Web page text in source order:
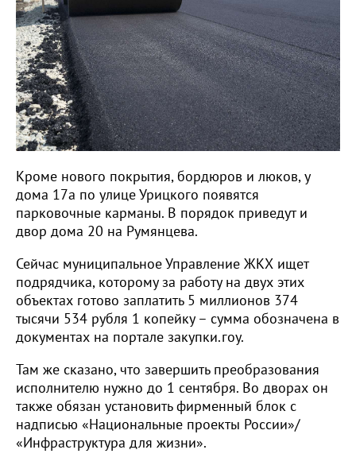
Кроме нового покрытия, бордюров и люков, у
дома 17а по улице Урицкого появятся
парковочные карманы. В порядок приведут и
двор дома 20 на Румянцева.
Сейчас муниципальное Управление ЖКХ ищет
подрядчика, которому за работу на двух этих
объектах готово заплатить 5 миллионов 374
тысячи 534 рубля 1 копейку – сумма обозначена в
документах на портале закупки.гоу.
Там же сказано, что завершить преобразования
исполнителю нужно до 1 сентября. Во дворах он
также обязан установить фирменный блок с
надписью «Национальные проекты России»/
«Инфраструктура для жизни».